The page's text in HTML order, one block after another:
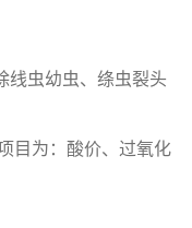
线虫幼虫、绦虫裂头
目为：酸价、过氧化